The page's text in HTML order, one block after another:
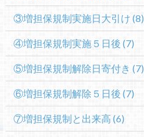
③増担保規制実施日大引け (8)
④増担保規制実施５日後 (7)
⑤増担保規制解除日寄付き (7)
⑥増担保規制解除５日後 (7)
⑦増担保規制と出来高 (6)